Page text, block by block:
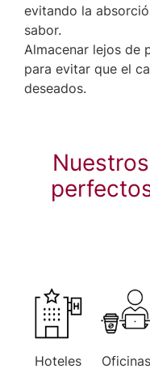
evitando la
sabor.
Almacenar lejos de
para evitar que el
deseados.
Hoteles Oficinas